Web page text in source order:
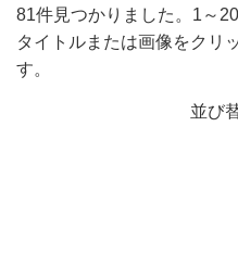
81件見つかりました。 1～
タイトルまたは画像をクリ
す。
並び